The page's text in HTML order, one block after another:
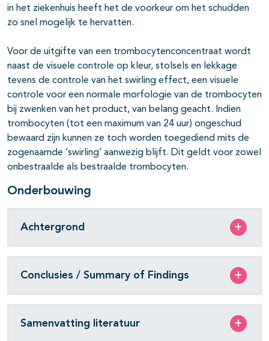
in het ziekenhuis heeft het de voorkeur om het schudden
zo snel mogelijk te hervatten.
Voor de uitgifte van een trombocytenconcentraat wordt
naast de visuele controle op kleur, stolsels en lekkage
tevens de controle van het swirling effect, een visuele
controle voor een normale morfologie van de trombocyten
bij zwenken van het product, van belang geacht. Indien
trombocyten (tot een maximum van 24 uur) ongeschud
bewaard zijn kunnen ze toch worden toegediend mits de
zogenaamde ‘swirling’ aanwezig blijft. Dit geldt voor zowel
onbestraalde als bestraalde trombocyten.
Onderbouwing
Achtergrond
Conclusies / Summary of Findings
Samenvatting literatuur